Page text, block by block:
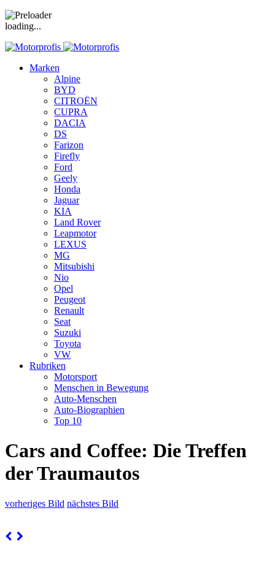
loading...
Marken
Alpine
BYD
CITROËN
CUPRA
DACIA
DS
Farizon
Firefly
Ford
Geely
Honda
Jaguar
KIA
Land Rover
Leapmotor
LEXUS
MG
Mitsubishi
Nio
Opel
Peugeot
Renault
Seat
Suzuki
Toyota
VW
Rubriken
Motorsport
Menschen in Bewegung
Auto-Menschen
Auto-Biographien
Top 10
Cars and Coffee: Die Treffen
der Traumautos
vorheriges Bild nächstes Bild